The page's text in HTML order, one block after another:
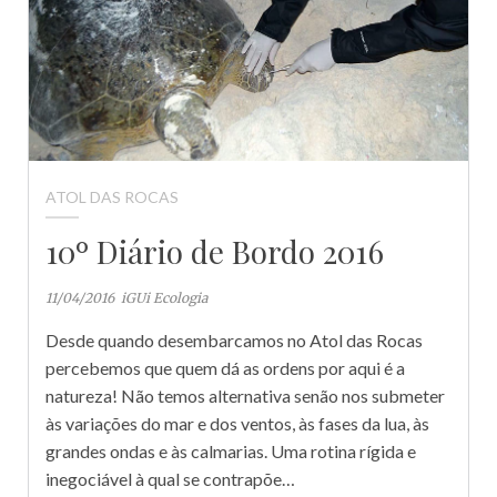
ATOL DAS ROCAS
10º Diário de Bordo 2016
11/04/2016 iGUi Ecologia
Desde quando desembarcamos no Atol das Rocas
percebemos que quem dá as ordens por aqui é a
natureza! Não temos alternativa senão nos submeter
às variações do mar e dos ventos, às fases da lua, às
grandes ondas e às calmarias. Uma rotina rígida e
inegociável à qual se contrapõe…